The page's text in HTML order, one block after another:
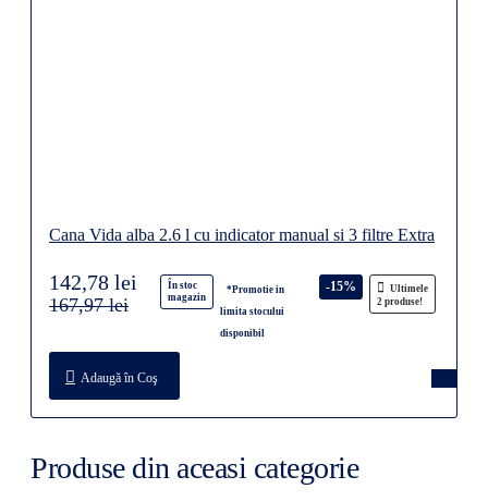
Cana Vida alba 2.6 l cu indicator manual si 3 filtre Extra
Ultimele
2 produse!
În stoc
magazin
*Promotie in
limita stocului
disponibil
-15%
142,78 lei
167,97 lei
Adaugă în Coş
Produse din aceasi categorie